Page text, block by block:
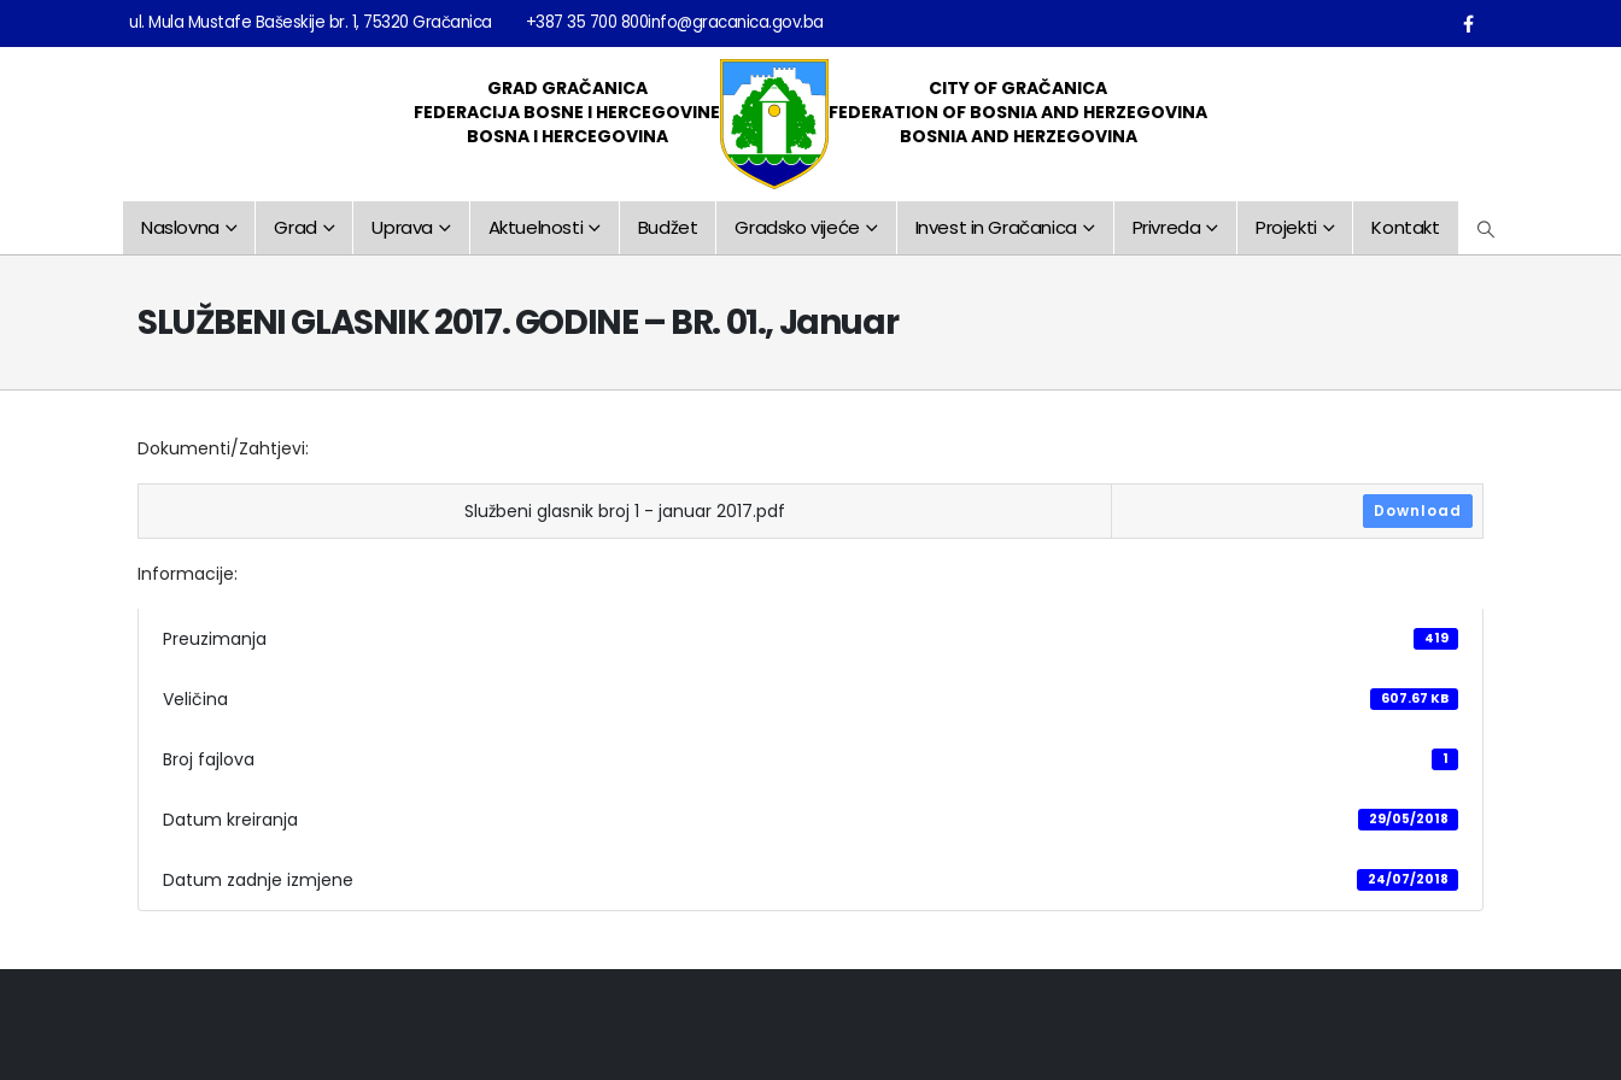
ul. Mula Mustafe Bašeskije br. 1, 75320 Gračanica +387 35 700 800info@gracanica.gov.ba
GRAD GRAČANICA
FEDERACIJA BOSNE I HERCEGOVINE
BOSNA I HERCEGOVINA
CITY OF GRAČANICA
FEDERATION OF BOSNIA AND HERZEGOVINA
BOSNIA AND HERZEGOVINA
Naslovna Grad Uprava Aktuelnosti Budžet Gradsko vijeće Invest in Gračanica Privreda Projekti Kontakt
SLUŽBENI GLASNIK 2017. GODINE – BR. 01., Januar
Dokumenti/Zahtjevi:
Službeni glasnik broj 1 - januar 2017.pdf Download
Informacije:
Preuzimanja 419
Veličina 607.67 KB
Broj fajlova 1
Datum kreiranja 29/05/2018
Datum zadnje izmjene 24/07/2018